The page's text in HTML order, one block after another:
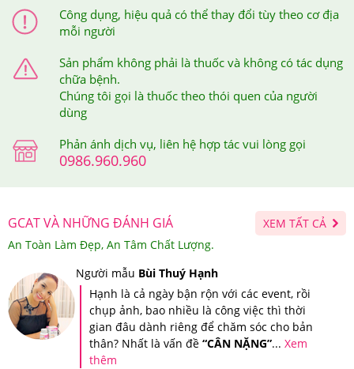
Sóc Mắt Eye Care
dù ở trong nhà hay đi ra đường bằng SK-II
ATMOSPHERE LIGHT UV EMULSION
SPF30/PA+++ hoặc các sản phẩm SK-II Chống Nắng.
Công dụng, hiệu quả có thể thay đổi tùy theo cơ địa
mỗi người
Sản phẩm không phải là thuốc và không có tác dụng
chữa bệnh.
Chúng tôi gọi là thuốc theo thói quen của người
dùng
Phản ánh dịch vụ, liên hệ hợp tác vui lòng gọi
0986.960.960
GCAT VÀ NHỮNG ĐÁNH GIÁ
An Toàn Làm Đẹp, An Tâm Chất Lượng.
XEM TẤT CẢ
Người mẫu Bùi Thuý Hạnh
Hạnh là cả ngày bận rộn với các event, rồi
chụp ảnh, bao nhiều là công việc thì thời
gian đâu dành riêng để chăm sóc cho bản
thân? Nhất là vấn đề “CÂN NẶNG”... Xem
thêm